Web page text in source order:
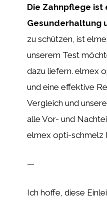
Die Zahnpflege
Gesunderhaltung
zu schützen, ist
unserem Test
dazu liefern. elmex
und eine effektive
Vergleich und
alle Vor- und
elmex opti-schmelz
—
Ich hoffe, diese